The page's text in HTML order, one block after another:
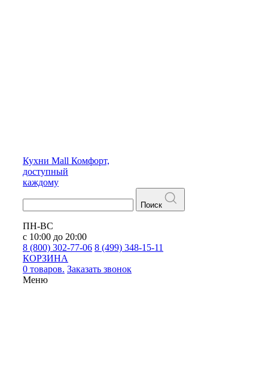
Кухни Mall Комфорт,
доступный
каждому
Поиск
ПН-ВС
с 10:00 до 20:00
8 (800) 302-77-06 8 (499) 348-15-11
КОРЗИНА
0 товаров. Заказать звонок
Меню